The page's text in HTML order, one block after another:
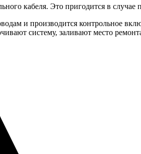
кабеля. Это пригодится в случае
и производится контрольное
систему, заливают место